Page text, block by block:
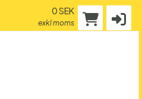
0 SEK
exkl moms